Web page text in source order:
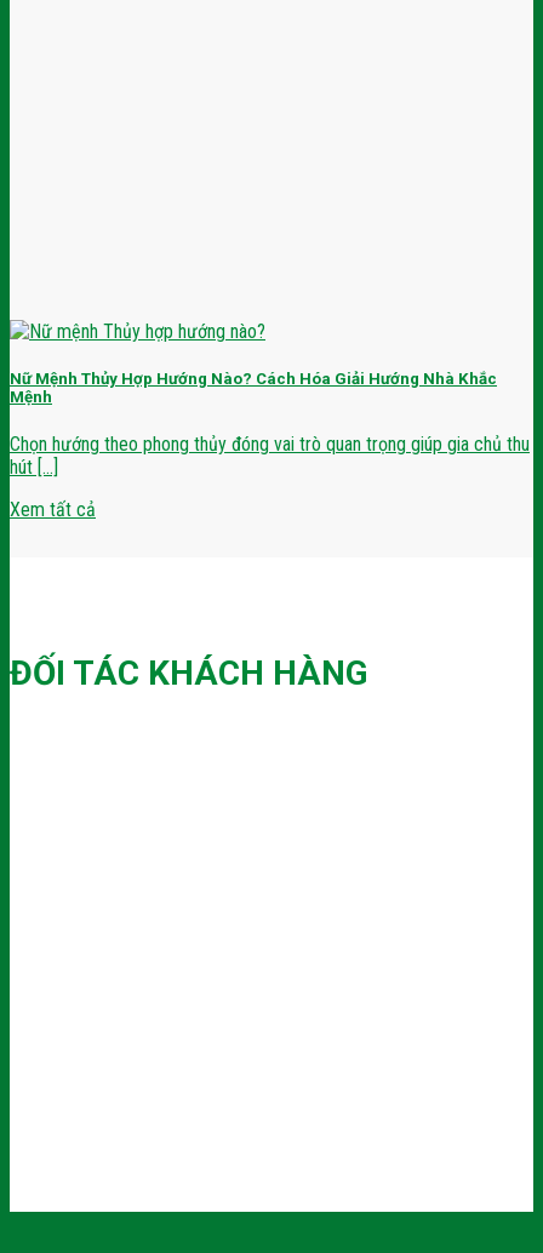
Nữ Mệnh Thủy Hợp Hướng Nào? Cách Hóa Giải Hướng Nhà Khắc
Mệnh
Chọn hướng theo phong thủy đóng vai trò quan trọng giúp gia chủ thu
hút [...]
Xem tất cả
ĐỐI TÁC KHÁCH HÀNG